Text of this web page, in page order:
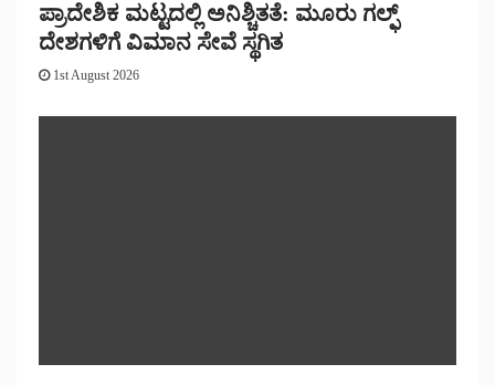
ಪ್ರಾದೇಶಿಕ ಮಟ್ಟದಲ್ಲಿ ಅನಿಶ್ಚಿತತೆ: ಮೂರು ಗಲ್ಫ್
ದೇಶಗಳಿಗೆ ವಿಮಾನ ಸೇವೆ ಸ್ಥಗಿತ
1st August 2026